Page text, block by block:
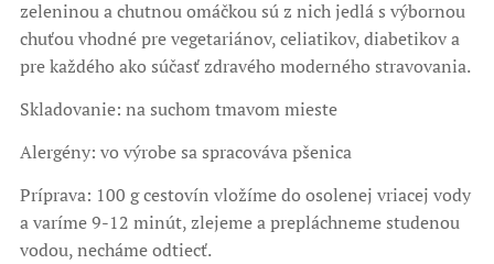
zeleninou a chutnou omáčkou sú z nich jedlá s výbornou
chuťou vhodné pre vegetariánov, celiatikov, diabetikov a
pre každého ako súčasť zdravého moderného stravovania.
Skladovanie: na suchom tmavom mieste
Alergény: vo výrobe sa spracováva pšenica
Príprava: 100 g cestovín vložíme do osolenej vriacej vody
a varíme 9-12 minút, zlejeme a prepláchneme studenou
vodou, necháme odtiecť.